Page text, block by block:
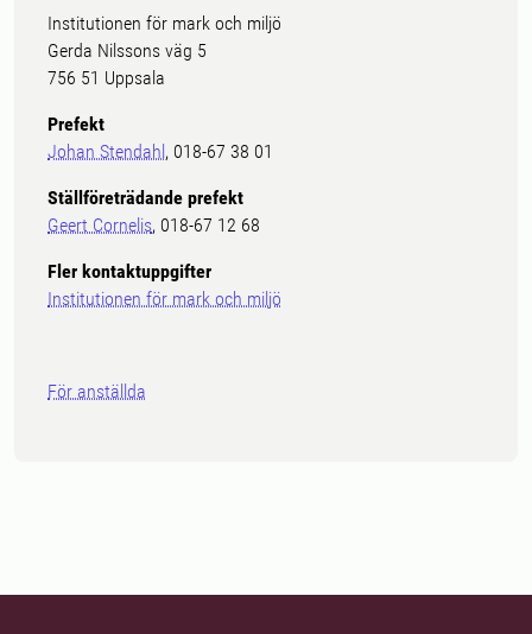
Institutionen för mark och miljö
Gerda Nilssons väg 5
756 51 Uppsala
Prefekt
Johan Stendahl, 018-67 38 01
Ställföreträdande prefekt
Geert Cornelis, 018-67 12 68
Fler kontaktuppgifter
Institutionen för mark och miljö
För anställda